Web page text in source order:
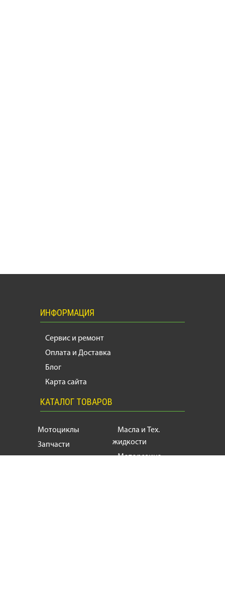
ИНФОРМАЦИЯ
Сервис и ремонт
Оплата и Доставка
Блог
Карта сайта
КАТАЛОГ ТОВАРОВ
Мотоциклы
Запчасти
Масла и Тех.
жидкости
Моторезина